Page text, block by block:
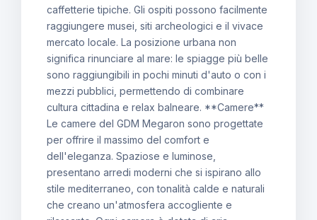
caffetterie tipiche. Gli ospiti possono facilmente
raggiungere musei, siti archeologici e il vivace
mercato locale. La posizione urbana non
significa rinunciare al mare: le spiagge più belle
sono raggiungibili in pochi minuti d'auto o con i
mezzi pubblici, permettendo di combinare
cultura cittadina e relax balneare. **Camere**
Le camere del GDM Megaron sono progettate
per offrire il massimo del comfort e
dell'eleganza. Spaziose e luminose,
presentano arredi moderni che si ispirano allo
stile mediterraneo, con tonalità calde e naturali
che creano un'atmosfera accogliente e